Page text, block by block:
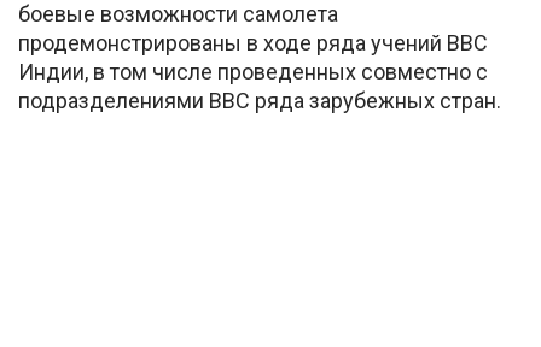
боевые возможности самолета
продемонстрированы в ходе ряда учений ВВС
Индии, в том числе проведенных совместно с
подразделениями ВВС ряда зарубежных стран.